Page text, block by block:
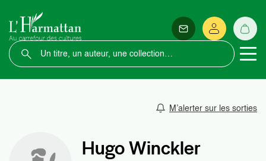
M’alerter sur les sorties
Hugo Winckler